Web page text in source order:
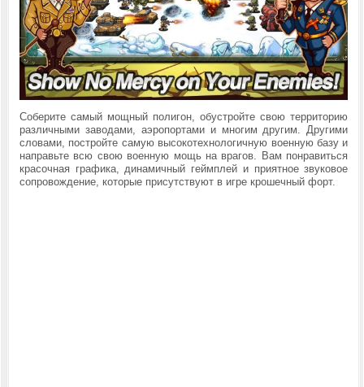
Соберите самый мощный полигон, обустройте свою территорию
различными заводами, аэропортами и многим другим. Другими
словами, постройте самую высокотехнологичную военную базу и
направьте всю свою военную мощь на врагов. Вам понравиться
красочная графика, динамичный геймплей и приятное звуковое
сопровождение, которые присутствуют в игре крошечный форт.